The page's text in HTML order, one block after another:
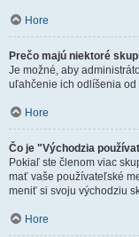
Hore
Prečo majú niektoré
Je možné, aby
uľahčenie ich odlíšenia od
Hore
Čo je "Východzia
Pokiaľ ste členom viac
mať vaše používateľské
meniť si svoju východziu
Hore